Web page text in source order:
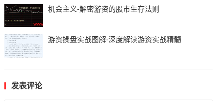
机会主义-解密游资的股市生存法则
游资操盘实战图解-深度解读游资实战精髓
发表评论